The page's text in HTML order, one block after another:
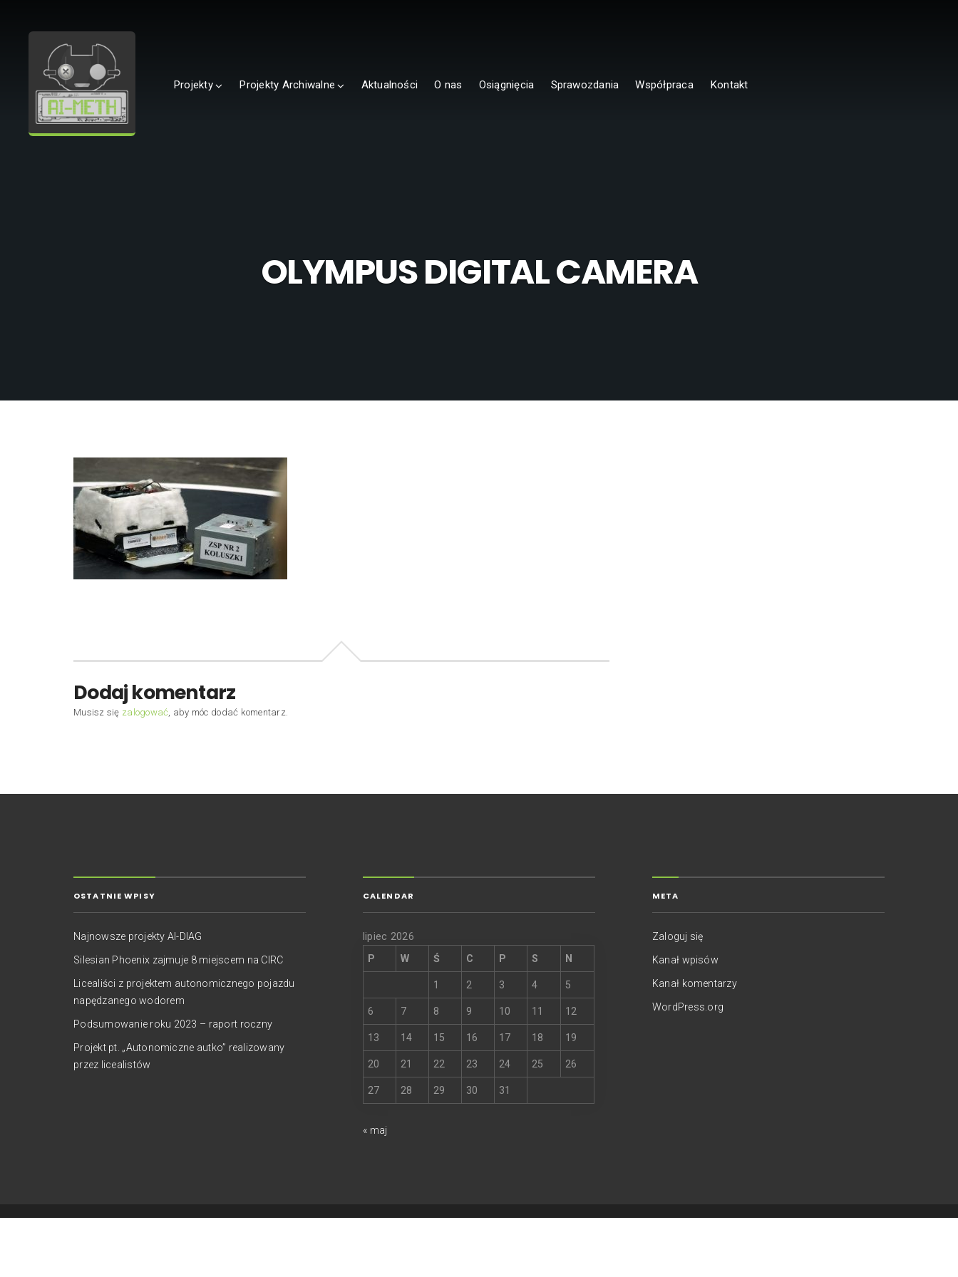
Projekty Projekty Archiwalne Aktualności O nas Osiągnięcia Sprawozdania Współpraca Kontakt
OLYMPUS DIGITAL CAMERA
Dodaj komentarz
Musisz się zalogować, aby móc dodać komentarz.
OSTATNIE WPISY
Najnowsze projekty AI-DIAG
Silesian Phoenix zajmuje 8 miejscem na CIRC
Licealiści z projektem autonomicznego pojazdu
napędzanego wodorem
Podsumowanie roku 2023 – raport roczny
Projekt pt. „Autonomiczne autko” realizowany
przez licealistów
CALENDAR
lipiec 2026
P
W Ś C P S N
1 2 3 4 5
6 7 8 9 10 11 12
13 14 15 16 17 18 19
20 21 22 23 24 25 26
27 28 29 30 31
« maj
META
Zaloguj się
Kanał wpisów
Kanał komentarzy
WordPress.org